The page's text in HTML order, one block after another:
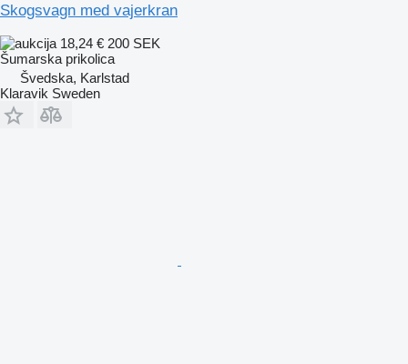
Skogsvagn med vajerkran
18,24 € 200 SEK
Šumarska prikolica
Švedska, Karlstad
Klaravik Sweden